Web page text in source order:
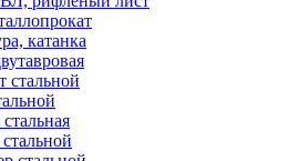
катанка
стальной